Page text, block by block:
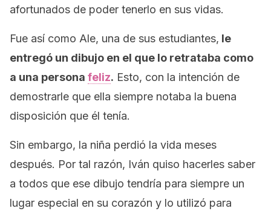
afortunados de poder tenerlo en sus vidas.
Fue así como Ale, una de sus estudiantes, le
entregó un dibujo en el que lo retrataba como
a una persona feliz. Esto, con la intención de
demostrarle que ella siempre notaba la buena
disposición que él tenía.
Sin embargo, la niña perdió la vida meses
después. Por tal razón, Iván quiso hacerles saber
a todos que ese dibujo tendría para siempre un
lugar especial en su corazón y lo utilizó para